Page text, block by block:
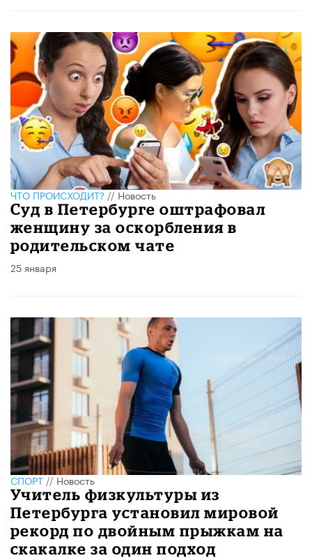
ЧТО ПРОИСХОДИТ?//Новость
Суд в Петербурге оштрафовал
женщину за оскорбления в
родительском чате
25 января
СПОРТ//Новость
Учитель физкультуры из
Петербурга установил мировой
рекорд по двойным прыжкам на
скакалке за один подход